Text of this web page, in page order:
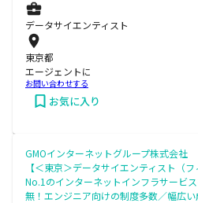
データサイエンティスト
東京都
エージェントに
お問い合わせする
お気に入り
GMOインターネットグループ株式会社
【＜東京＞データサイエンティスト（
No.1のインターネットインフラサービ
無！エンジニア向けの制度多数／幅広い